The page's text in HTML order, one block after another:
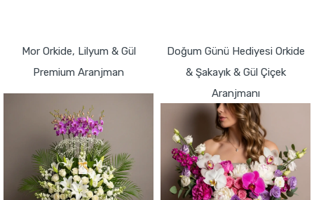
Mor Orkide, Lilyum & Gül
Premium Aranjman
Doğum Günü Hediyesi Orkide
& Şakayık & Gül Çiçek
Aranjmanı